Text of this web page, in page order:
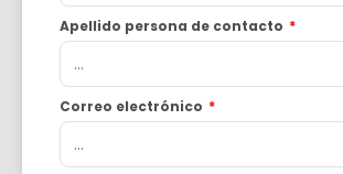
Apellido persona de contacto *
Correo electrónico *